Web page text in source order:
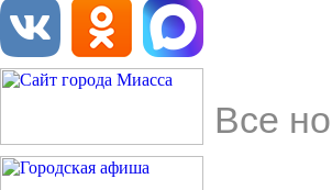
Все